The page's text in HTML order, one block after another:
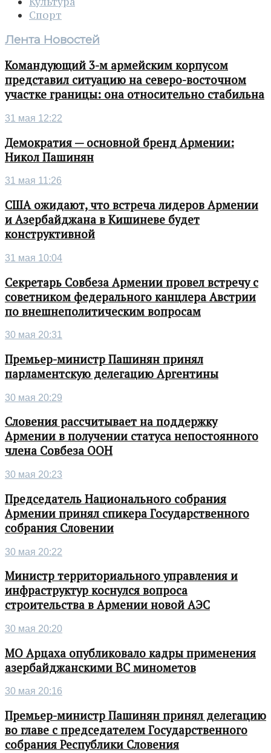
Спорт
Лента Новостей
Командующий 3-м армейским корпусом
представил ситуацию на северо-восточном
участке границы: она относительно стабильна
31 мая 12:22
Демократия — основной бренд Армении:
Никол Пашинян
31 мая 11:26
США ожидают, что встреча лидеров Армении
и Азербайджана в Кишиневе будет
конструктивной
31 мая 10:04
Секретарь Совбеза Армении провел встречу с
советником федерального канцлера Австрии
по внешнеполитическим вопросам
30 мая 20:31
Премьер-министр Пашинян принял
парламентскую делегацию Аргентины
30 мая 20:29
Словения рассчитывает на поддержку
Армении в получении статуса непостоянного
члена Совбеза ООН
30 мая 20:23
Председатель Национального собрания
Армении принял спикера Государственного
собрания Словении
30 мая 20:22
Министр территориального управления и
инфраструктур коснулся вопроса
строительства в Армении новой АЭС
30 мая 20:20
МО Арцаха опубликовало кадры применения
азербайджанскими ВС минометов
30 мая 20:16
Премьер-министр Пашинян принял делегацию
во главе с председателем Государственного
собрания Республики Словения